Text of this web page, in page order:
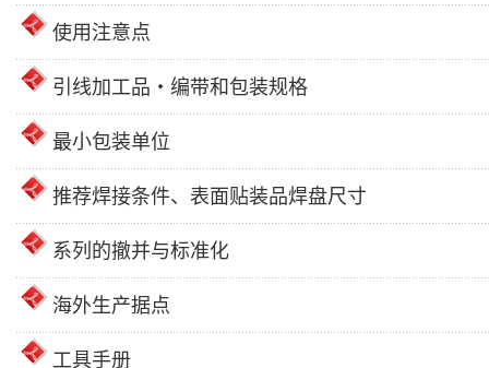
使用注意点
引线加工品・编带和包装规格
最小包装单位
推荐焊接条件、表面贴装品焊盘尺寸
系列的撤并与标准化
海外生产据点
工具手册